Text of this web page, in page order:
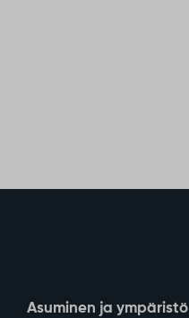
Asuminen ja ympäristö